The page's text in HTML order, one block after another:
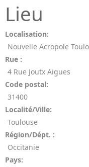
Lieu
Localisation:
Nouvelle Acropole
Rue :
4 Rue Joutx Aigues
Code postal:
31400
Localité/Ville:
Toulouse
Région/Dépt. :
Occitanie
Pays: